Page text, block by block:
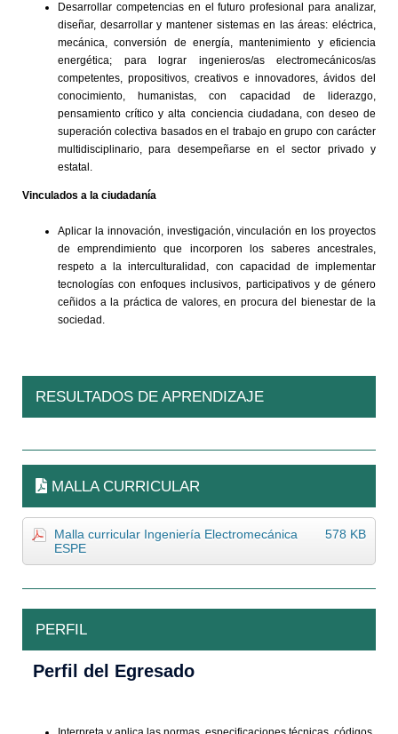
Desarrollar competencias en el futuro profesional para analizar,
diseñar, desarrollar y mantener sistemas en las áreas: eléctrica,
mecánica, conversión de energía, mantenimiento y eficiencia
energética; para lograr ingenieros/as electromecánicos/as
competentes, propositivos, creativos e innovadores, ávidos del
conocimiento, humanistas, con capacidad de liderazgo,
pensamiento crítico y alta conciencia ciudadana, con deseo de
superación colectiva basados en el trabajo en grupo con carácter
multidisciplinario, para desempeñarse en el sector privado y
estatal.
Vinculados a la ciudadanía
Aplicar la innovación, investigación, vinculación en los proyectos
de emprendimiento que incorporen los saberes ancestrales,
respeto a la interculturalidad, con capacidad de implementar
tecnologías con enfoques inclusivos, participativos y de género
ceñidos a la práctica de valores, en procura del bienestar de la
sociedad.
RESULTADOS DE APRENDIZAJE
MALLA CURRICULAR
578 KB
Malla curricular Ingeniería Electromecánica
ESPE
PERFIL
Perfil del Egresado